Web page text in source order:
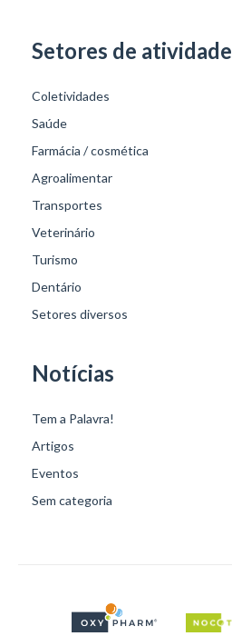
Setores de atividade
Coletividades
Saúde
Farmácia / cosmética
Agroalimentar
Transportes
Veterinário
Turismo
Dentário
Setores diversos
Notícias
Tem a Palavra!
Artigos
Eventos
Sem categoria